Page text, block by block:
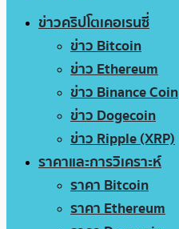
ข่าวคริปโตเคอเรนซี่
ข่าว Bitcoin
ข่าว Ethereum
ข่าว Binance Coin
ข่าว Dogecoin
ข่าว Ripple (XRP)
ราคาและการวิเคราะห์
ราคา Bitcoin
ราคา Ethereum